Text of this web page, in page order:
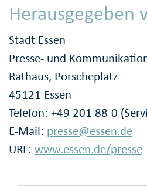
Herausgegeben
Stadt Essen
Presse- und
Rathaus, Porscheplatz
45121 Essen
Telefon: +49 201 88-0
E-Mail: presse@essen.de
URL: www.essen.de/presse